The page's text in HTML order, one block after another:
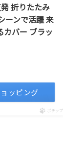
折りたたみ
ーンで活躍 来
カバー ブラッ
ッピング
ポチップ